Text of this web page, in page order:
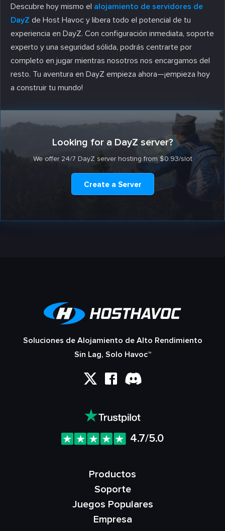
Descubre hoy mismo el alojamiento de servidores de
DayZ de Host Havoc y libera todo el potencial de tu
experiencia en DayZ. Con configuración inmediata, soporte
experto y una seguridad sólida, podrás centrarte por
completo en jugar mientras nosotros nos encargamos del
resto. Tu aventura en DayZ empieza ahora—¡empieza hoy
a construir tu mundo!
Looking for a DayZ server?
We offer 24/7 DayZ server hosting from $0.93/slot
Create a Server
Soluciones de Alojamiento de Alto Rendimiento
Sin Lag, Solo Havoc™
4.7/5.0
Productos
Soporte
Juegos Populares
Empresa